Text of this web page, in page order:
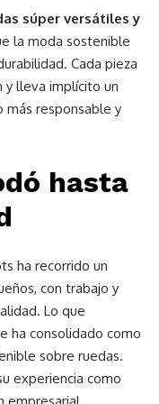
súper versátiles y
la moda sostenible
Cada pieza
y lleva implícito un
más responsable y
hasta
ha recorrido un
con trabajo y
Lo que
ha consolidado como
sobre ruedas.
experiencia como